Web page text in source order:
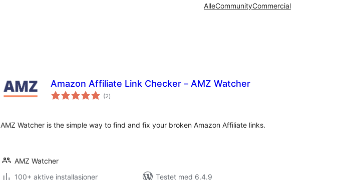
AlleCommunityCommercial
Amazon Affiliate Link Checker – AMZ Watcher
(2totale
vurderinger
)
AMZ Watcher is the simple way to find and fix your broken Amazon Affiliate links.
AMZ Watcher
100+ aktive installasjoner
Testet med 6.4.9